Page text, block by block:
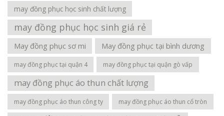
may đồng phục học sinh chất lượng
may đồng phục học sinh giá rẻ
May đồng phục sơ mi May đồng phục tại bình dương
may đồng phục tại quận 4 may đồng phục tại quận gò vấp
may đồng phục áo thun chất lượng
may đồng phục áo thun công ty may đồng phục áo thun cổ tròn